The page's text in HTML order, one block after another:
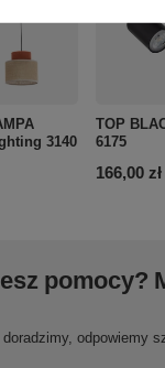
3140
TOP
6175
166,00 zł
pomocy?
odpowiemy